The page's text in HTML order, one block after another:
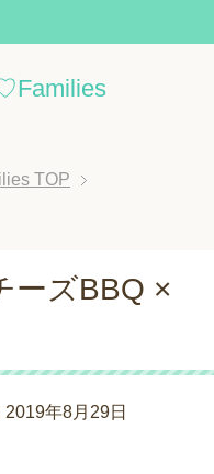
TOP
ーズBBQ ×
2019年8月29日